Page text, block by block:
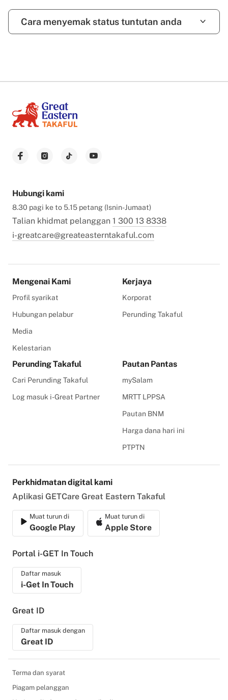
Cara menyemak status tuntutan anda
Hubungi kami
8.30 pagi ke to 5.15 petang (Isnin-Jumaat)
Talian khidmat pelanggan 1 300 13 8338
i-greatcare@greateasterntakaful.com
Mengenai Kami
Profil syarikat
Hubungan pelabur
Media
Kelestarian
Kerjaya
Korporat
Perunding Takaful
Perunding Takaful
Cari Perunding Takaful
Log masuk i-Great Partner
Pautan Pantas
mySalam
MRTT LPPSA
Pautan BNM
Harga dana hari ini
PTPTN
Perkhidmatan digital kami
Aplikasi GETCare Great Eastern Takaful
Muat turun di
Google Play
Muat turun di
Apple Store
Portal i-GET In Touch
Daftar masuk
i-Get In Touch
Great ID
Daftar masuk dengan
Great ID
Terma dan syarat
Piagam pelanggan